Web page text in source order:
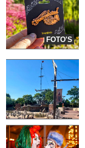
FOTO'S